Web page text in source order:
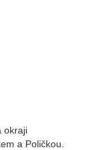
okraji
a Poličkou.